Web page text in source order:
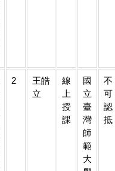
2
王皓
立
線
上
授
課
國
立
臺
灣
師
範
大
不
可
認
抵